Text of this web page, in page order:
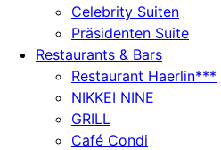
Celebrity Suiten
Präsidenten Suite
Restaurants & Bars
Restaurant Haerlin***
NIKKEI NINE
GRILL
Café Condi